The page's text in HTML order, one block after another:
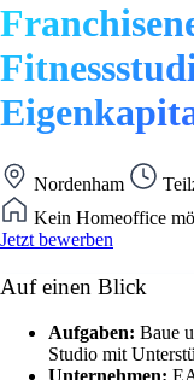
Nordenham
Kein Homeoffice
Jetzt bewerben
Auf einen Blick
Aufgaben: Baue
Studio mit